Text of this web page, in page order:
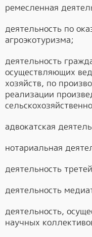
ремесленная
деятельность по
агроэкотуризма;
деятельность
осуществляющих
хозяйств, по
реализации
адвокатская
нотариальная
деятельность
деятельность
деятельность,
научных